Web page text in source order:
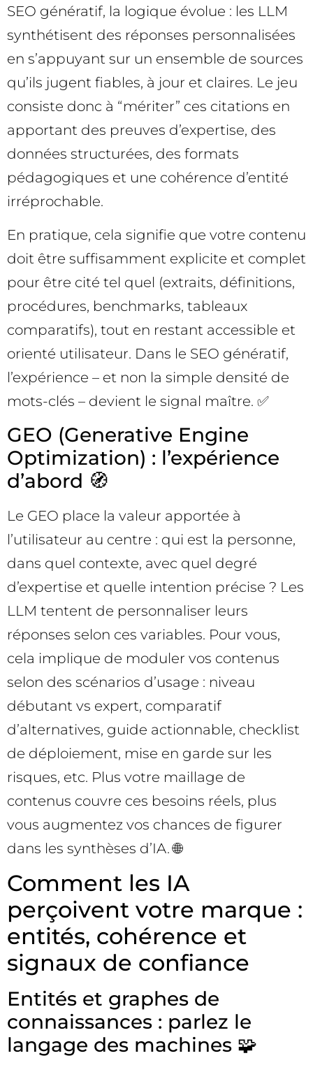
SEO génératif, la logique évolue : les LLM
synthétisent des réponses personnalisées
en s’appuyant sur un ensemble de sources
qu’ils jugent fiables, à jour et claires. Le jeu
consiste donc à “mériter” ces citations en
apportant des preuves d’expertise, des
données structurées, des formats
pédagogiques et une cohérence d’entité
irréprochable.
En pratique, cela signifie que votre contenu
doit être suffisamment explicite et complet
pour être cité tel quel (extraits, définitions,
procédures, benchmarks, tableaux
comparatifs), tout en restant accessible et
orienté utilisateur. Dans le SEO génératif,
l’expérience – et non la simple densité de
mots-clés – devient le signal maître. ✅
GEO (Generative Engine
Optimization) : l’expérience
d’abord 🧭
Le GEO place la valeur apportée à
l’utilisateur au centre : qui est la personne,
dans quel contexte, avec quel degré
d’expertise et quelle intention précise ? Les
LLM tentent de personnaliser leurs
réponses selon ces variables. Pour vous,
cela implique de moduler vos contenus
selon des scénarios d’usage : niveau
débutant vs expert, comparatif
d’alternatives, guide actionnable, checklist
de déploiement, mise en garde sur les
risques, etc. Plus votre maillage de
contenus couvre ces besoins réels, plus
vous augmentez vos chances de figurer
dans les synthèses d’IA. 🌐
Comment les IA
perçoivent votre marque :
entités, cohérence et
signaux de confiance
Entités et graphes de
connaissances : parlez le
langage des machines 🧩